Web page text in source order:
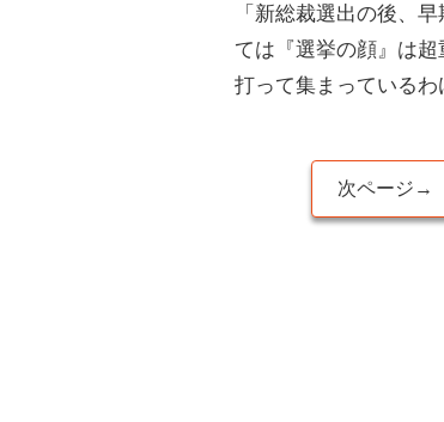
「新総裁選出の後、
ては『選挙の顔』は
打って集まっているわ
次ページ→